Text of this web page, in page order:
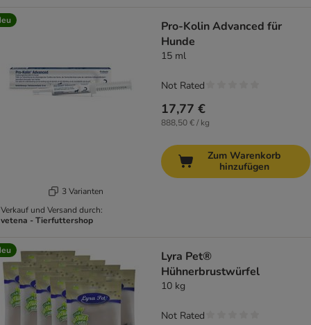
3 Varianten
Verkauf und Versand durch:
vetena - Tierfuttershop
Pro-Kolin Advanced für
Hunde
15 ml
17,77 €
888,50 € / kg
Not Rated
Zum Warenkorb
hinzufügen
Lyra Pet®
Hühnerbrustwürfel
10 kg
Not Rated